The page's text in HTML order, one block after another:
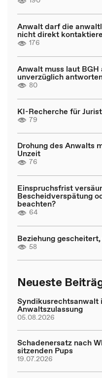
Anwalt darf die
nicht direkt
176
Anwalt muss laut
unverzüglich
80
KI-Recherche für
79
Drohung des Anwalts
Unzeit
76
Einspruchsfrist
Bescheidverspätung
beachten?
64
Beziehung
58
Neueste
Anwaltszulassung
05.08.2026
Schadenersatz nach
sitzenden Pups
19.07.2026